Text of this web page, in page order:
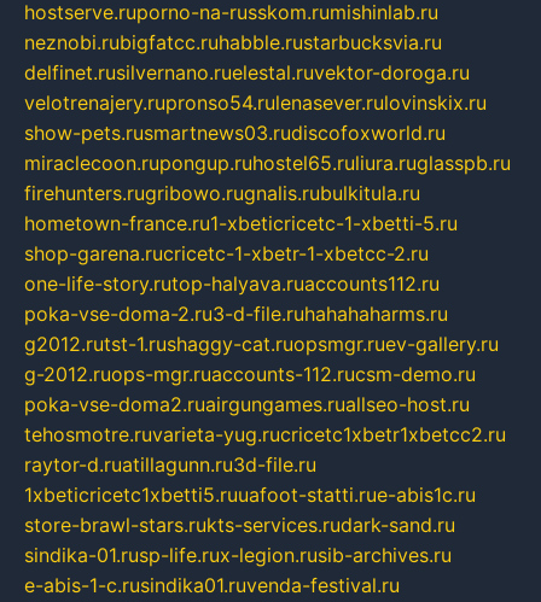
hostserve.ruporno-na-russkom.rumishinlab.ru
neznobi.rubigfatcc.ruhabble.rustarbucksvia.ru
delfinet.rusilvernano.ruelestal.ruvektor-doroga.ru
velotrenajery.rupronso54.rulenasever.rulovinskix.ru
show-pets.rusmartnews03.rudiscofoxworld.ru
miraclecoon.rupongup.ruhostel65.ruliura.ruglasspb.ru
firehunters.rugribowo.rugnalis.rubulkitula.ru
hometown-france.ru1-xbeticricetc-1-xbetti-5.ru
shop-garena.rucricetc-1-xbetr-1-xbetcc-2.ru
one-life-story.rutop-halyava.ruaccounts112.ru
poka-vse-doma-2.ru3-d-file.ruhahahaharms.ru
g2012.rutst-1.rushaggy-cat.ruopsmgr.ruev-gallery.ru
g-2012.ruops-mgr.ruaccounts-112.rucsm-demo.ru
poka-vse-doma2.ruairgungames.ruallseo-host.ru
tehosmotre.ruvarieta-yug.rucricetc1xbetr1xbetcc2.ru
raytor-d.ruatillagunn.ru3d-file.ru
1xbeticricetc1xbetti5.ruuafoot-statti.rue-abis1c.ru
store-brawl-stars.rukts-services.rudark-sand.ru
sindika-01.rusp-life.rux-legion.rusib-archives.ru
e-abis-1-c.rusindika01.ruvenda-festival.ru